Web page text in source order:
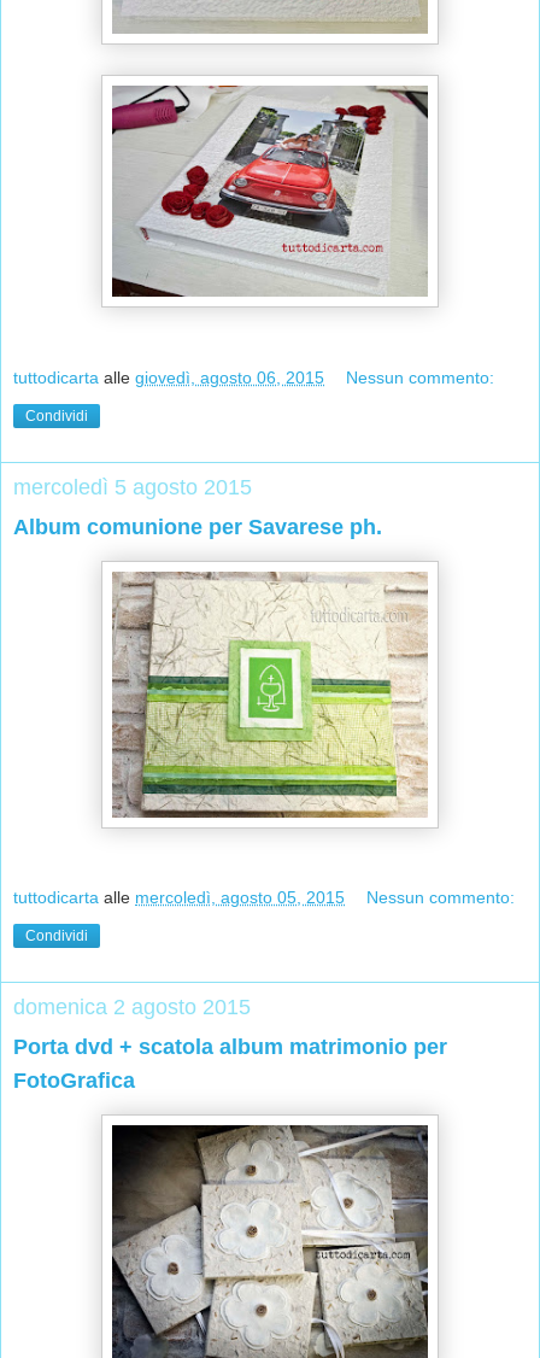
tuttodicarta alle giovedì, agosto 06, 2015 Nessun commento:
Condividi
mercoledì 5 agosto 2015
Album comunione per Savarese ph.
tuttodicarta alle mercoledì, agosto 05, 2015 Nessun commento:
Condividi
domenica 2 agosto 2015
Porta dvd + scatola album matrimonio per
FotoGrafica